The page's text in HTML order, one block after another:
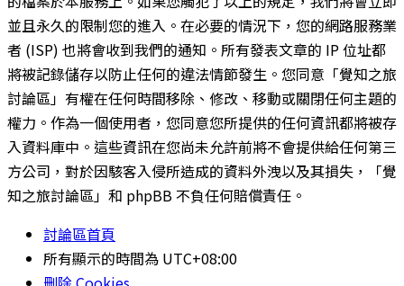
並且永久的限制您的進入。在必要的情況下，您的網路服務業
者 (ISP) 也將會收到我們的通知。所有發表文章的 IP 位址都
將被記錄儲存以防止任何的違法情節發生。您同意「覺知之旅
討論區」有權在任何時間移除、修改、移動或關閉任何主題的
權力。作為一個使用者，您同意您所提供的任何資訊都將被存
入資料庫中。這些資訊在您尚未允許前將不會提供給任何第三
方公司，對於因駭客入侵所造成的資料外洩以及其損失，「覺
知之旅討論區」和 phpBB 不負任何賠償責任。
討論區首頁
所有顯示的時間為 UTC+08:00